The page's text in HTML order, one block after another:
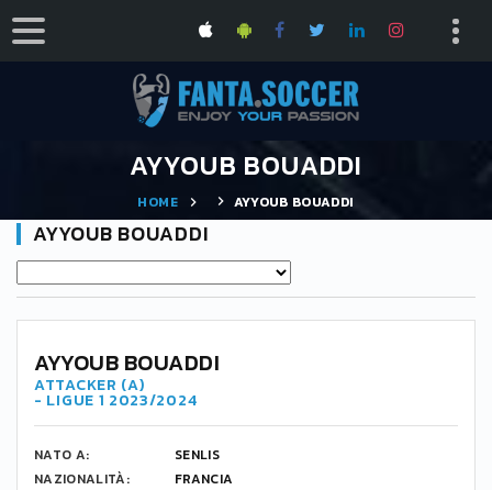
AYYOUB BOUADDI
HOME AYYOUB BOUADDI
AYYOUB BOUADDI
32
AYYOUB BOUADDI
ATTACKER (A)
- LIGUE 1 2023/2024
NATO A:
SENLIS
NAZIONALITÀ:
FRANCIA